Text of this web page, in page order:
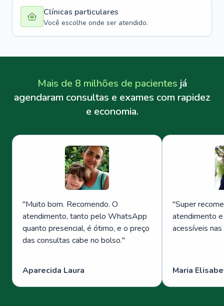
Clínicas particulares
Você escolhe onde ser atendido.
Mais de 8 milhões de pacientes já
agendaram consultas e exames com rapidez
e economia.
"Muito bom. Recomendo. O
atendimento, tanto pelo WhatsApp
quanto presencial, é ótimo, e o preço
das consultas cabe no bolso."
Aparecida Laura
"Super
atendimento
acessíveis
Maria